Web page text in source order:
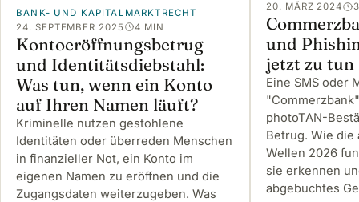
BANK- UND KAPITALMARKTRECHT
24. SEPTEMBER 2025
4 MIN
Kontoeröffnungsbetrug
und Identitätsdiebstahl:
Was tun, wenn ein Konto
auf Ihren Namen läuft?
Kriminelle nutzen gestohlene
Identitäten oder überreden Menschen
in finanzieller Not, ein Konto im
eigenen Namen zu eröffnen und die
Zugangsdaten weiterzugeben. Was
20. MÄRZ 2024
und
jetzt zu tun
Eine SMS oder
photoTAN-
Betrug. Wie
Wellen 2026
sie erkennen
abgebuchtes